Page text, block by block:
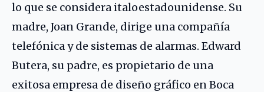
lo que se considera italoestadounidense. Su
madre, Joan Grande, dirige una compañía
telefónica y de sistemas de alarmas. Edward
Butera, su padre, es propietario de una
exitosa empresa de diseño gráfico en Boca